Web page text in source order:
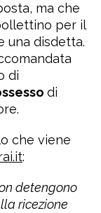
ma che
per il
una disdetta.
di
di
che viene
:
detengono
ricezione